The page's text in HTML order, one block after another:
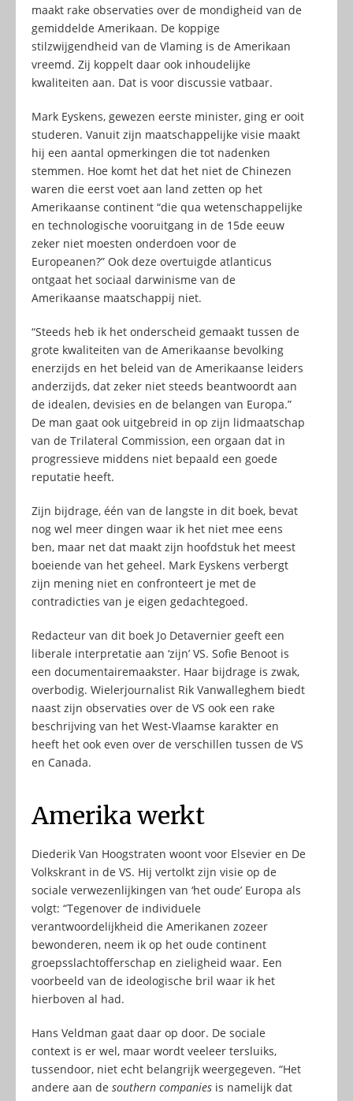
maakt rake observaties over de mondigheid van de
gemiddelde Amerikaan. De koppige
stilzwijgendheid van de Vlaming is de Amerikaan
vreemd. Zij koppelt daar ook inhoudelijke
kwaliteiten aan. Dat is voor discussie vatbaar.
Mark Eyskens, gewezen eerste minister, ging er ooit
studeren. Vanuit zijn maatschappelijke visie maakt
hij een aantal opmerkingen die tot nadenken
stemmen. Hoe komt het dat het niet de Chinezen
waren die eerst voet aan land zetten op het
Amerikaanse continent “die qua wetenschappelijke
en technologische vooruitgang in de 15de eeuw
zeker niet moesten onderdoen voor de
Europeanen?” Ook deze overtuigde atlanticus
ontgaat het sociaal darwinisme van de
Amerikaanse maatschappij niet.
“Steeds heb ik het onderscheid gemaakt tussen de
grote kwaliteiten van de Amerikaanse bevolking
enerzijds en het beleid van de Amerikaanse leiders
anderzijds, dat zeker niet steeds beantwoordt aan
de idealen, devisies en de belangen van Europa.”
De man gaat ook uitgebreid in op zijn lidmaatschap
van de Trilateral Commission, een orgaan dat in
progressieve middens niet bepaald een goede
reputatie heeft.
Zijn bijdrage, één van de langste in dit boek, bevat
nog wel meer dingen waar ik het niet mee eens
ben, maar net dat maakt zijn hoofdstuk het meest
boeiende van het geheel. Mark Eyskens verbergt
zijn mening niet en confronteert je met de
contradicties van je eigen gedachtegoed.
Redacteur van dit boek Jo Detavernier geeft een
liberale interpretatie aan ‘zijn’ VS. Sofie Benoot is
een documentairemaakster. Haar bijdrage is zwak,
overbodig. Wielerjournalist Rik Vanwalleghem biedt
naast zijn observaties over de VS ook een rake
beschrijving van het West-Vlaamse karakter en
heeft het ook even over de verschillen tussen de VS
en Canada.
Amerika werkt
Diederik Van Hoogstraten woont voor Elsevier en De
Volkskrant in de VS. Hij vertolkt zijn visie op de
sociale verwezenlijkingen van ‘het oude’ Europa als
volgt: “Tegenover de individuele
verantwoordelijkheid die Amerikanen zozeer
bewonderen, neem ik op het oude continent
groepsslachtofferschap en zieligheid waar. Een
voorbeeld van de ideologische bril waar ik het
hierboven al had.
Hans Veldman gaat daar op door. De sociale
context is er wel, maar wordt veeleer tersluiks,
tussendoor, niet echt belangrijk weergegeven. “Het
andere aan de southern companies is namelijk dat